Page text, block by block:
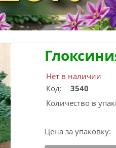
Нет в наличии
Код:
3540
Количество в
Цена за упаковку: